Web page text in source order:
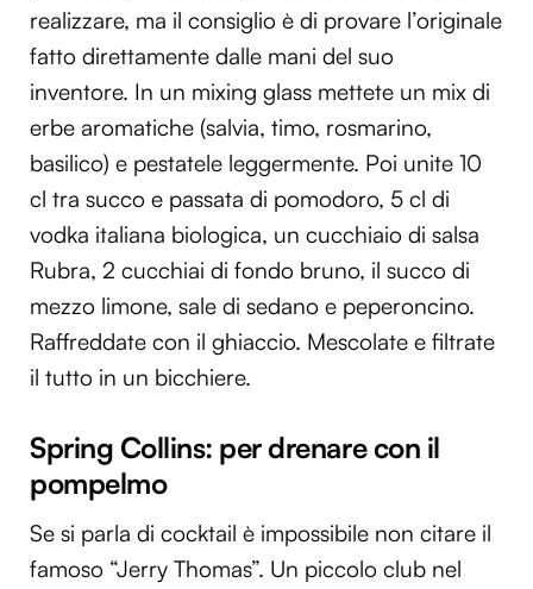
realizzare, ma il consiglio è di provare l’originale
fatto direttamente dalle mani del suo
inventore. In un mixing glass mettete un mix di
erbe aromatiche (salvia, timo, rosmarino,
basilico) e pestatele leggermente. Poi unite 10
cl tra succo e passata di pomodoro, 5 cl di
vodka italiana biologica, un cucchiaio di salsa
Rubra, 2 cucchiai di fondo bruno, il succo di
mezzo limone, sale di sedano e peperoncino.
Raffreddate con il ghiaccio. Mescolate e filtrate
il tutto in un bicchiere.
Spring Collins: per drenare con il
pompelmo
Se si parla di cocktail è impossibile non citare il
famoso “Jerry Thomas”. Un piccolo club nel